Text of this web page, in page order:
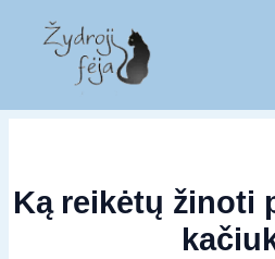
Ką reikėtų žinoti